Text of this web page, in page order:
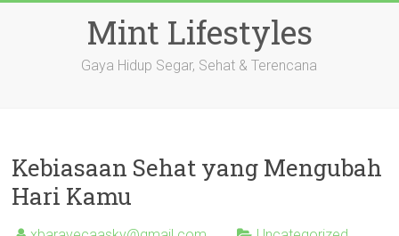
Mint Lifestyles
Gaya Hidup Segar, Sehat & Terencana
Kebiasaan Sehat yang Mengubah
Hari Kamu